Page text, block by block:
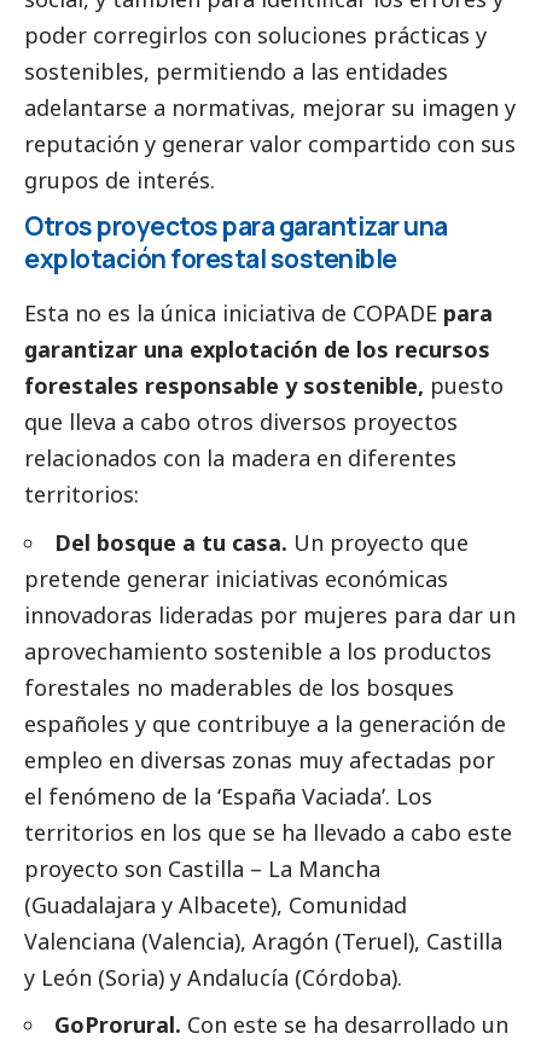
poder corregirlos con soluciones prácticas y
sostenibles, permitiendo a las entidades
adelantarse a normativas, mejorar su imagen y
reputación y generar valor compartido con sus
grupos de interés.
Otros proyectos para garantizar una
explotación forestal sostenible
Esta no es la única iniciativa de COPADE para
garantizar una explotación de los recursos
forestales responsable y sostenible, puesto
que lleva a cabo otros diversos proyectos
relacionados con la madera en diferentes
territorios:
Del bosque a tu casa. Un proyecto que
pretende generar iniciativas económicas
innovadoras lideradas por mujeres para dar un
aprovechamiento sostenible a los productos
forestales no maderables de los bosques
españoles y que contribuye a la generación de
empleo en diversas zonas muy afectadas por
el fenómeno de la ‘España Vaciada’. Los
territorios en los que se ha llevado a cabo este
proyecto son Castilla – La Mancha
(Guadalajara y Albacete), Comunidad
Valenciana (Valencia), Aragón (Teruel), Castilla
y León (Soria) y Andalucía (Córdoba).
GoProrural. Con este se ha desarrollado un